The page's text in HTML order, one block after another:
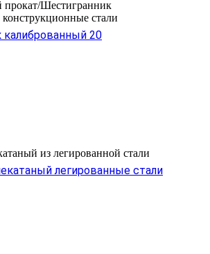
Шестигранник
стали
калиброванный 20
из легированной стали
легированные стали